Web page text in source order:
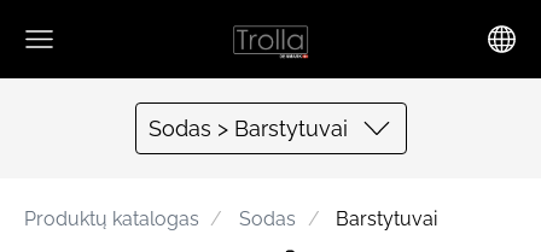
Sodas > Barstytuvai
Produktų katalogas Sodas Barstytuvai